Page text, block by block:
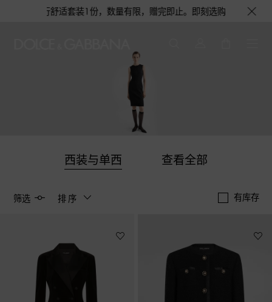
旅行舒适套装1份，数量有限，赠完即止。即刻选购，尊享花呗
西装与单西 查看全部
筛选 排序 有库存